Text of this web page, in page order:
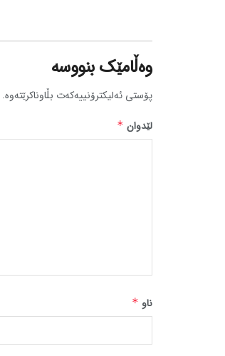
وەڵامێک بنووسە
پۆستی ئەلیکترۆنییەکەت بڵاوناکرێتەوە.
لێدوان *
ناو *